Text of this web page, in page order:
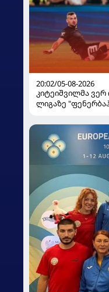
20:02/05-08-2026
კიტეიშვილმა ვერ
ლიგაზე